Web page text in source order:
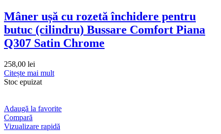
Mâner ușă cu rozetă închidere pentru
butuc (cilindru) Bussare Comfort Piana
Q307 Satin Chrome
258,00 lei
Citește mai mult
Stoc epuizat
Adaugă la favorite
Compară
Vizualizare rapidă